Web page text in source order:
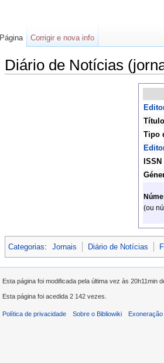
Diário de Notícias
Tipo
ISSN
(ou
Categorias: Jornais Diário de Notícias
Página Corrigir e nova info
Esta página foi modificada pela última vez às 20h11min
Esta página foi acedida 2 142 vezes.
Política de privacidade Sobre o Bibliowiki